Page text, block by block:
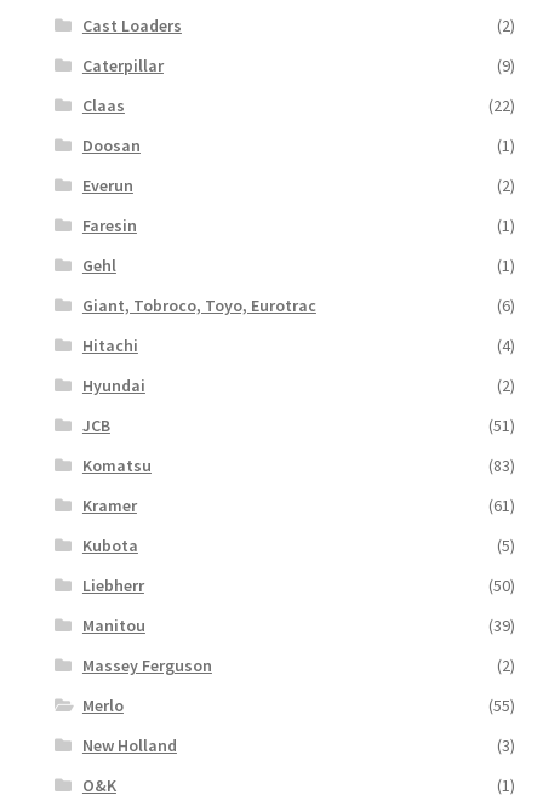
Cast Loaders
(2)
Caterpillar
(9)
Claas
(22)
Doosan
(1)
Everun
(2)
Faresin
(1)
Gehl
(1)
Giant, Tobroco, Toyo, Eurotrac
(6)
Hitachi
(4)
Hyundai
(2)
JCB
(51)
Komatsu
(83)
Kramer
(61)
Kubota
(5)
Liebherr
(50)
Manitou
(39)
Massey Ferguson
(2)
Merlo
(55)
New Holland
(3)
O&K
(1)